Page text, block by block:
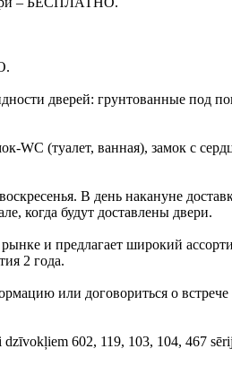
дверей: грунтованные под
WC (туалет, ванная), замок с
В день накануне
когда будут доставлены двери.
и предлагает широкий
2 года.
или договориться о
602, 119, 103, 104, 467